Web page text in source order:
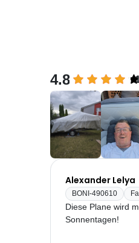
4.8
Alexander Lelya
BONI-490610
Diese Plane wird
Sonnentagen!